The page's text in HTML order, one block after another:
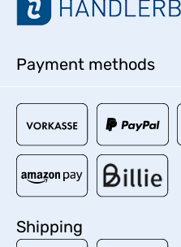
Payment methods
Shipping